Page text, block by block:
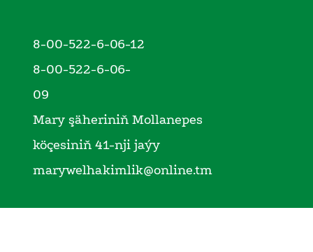
8-00-522-6-06-12
8-00-522-6-06-
09
Mary şäheriniň Mollanepes
köçesiniň 41-nji jaýy
marywelhakimlik@online.tm